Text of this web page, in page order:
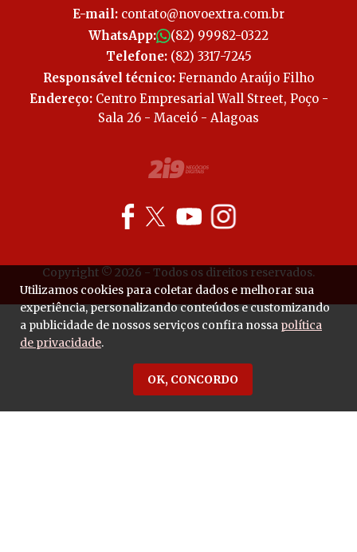
E-mail: contato@novoextra.com.br
WhatsApp:
(82) 99982-0322
Telefone:(82) 3317-7245
Responsável técnico: Fernando Araújo Filho
Endereço:Centro Empresarial Wall Street, Poço -
Sala 26 - Maceió - Alagoas
Copyright © 2026 - Todos os direitos reservados.
Utilizamos cookies para coletar dados e melhorar sua
experiência, personalizando conteúdos e customizando
a publicidade de nossos serviços confira nossa política
de privacidade.
OK, CONCORDO